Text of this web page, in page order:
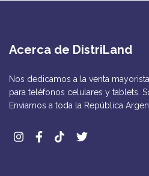
Acerca de DistriLand
Nos dedicamos a la venta
para teléfonos celulares y tablets.
Enviamos a toda la República